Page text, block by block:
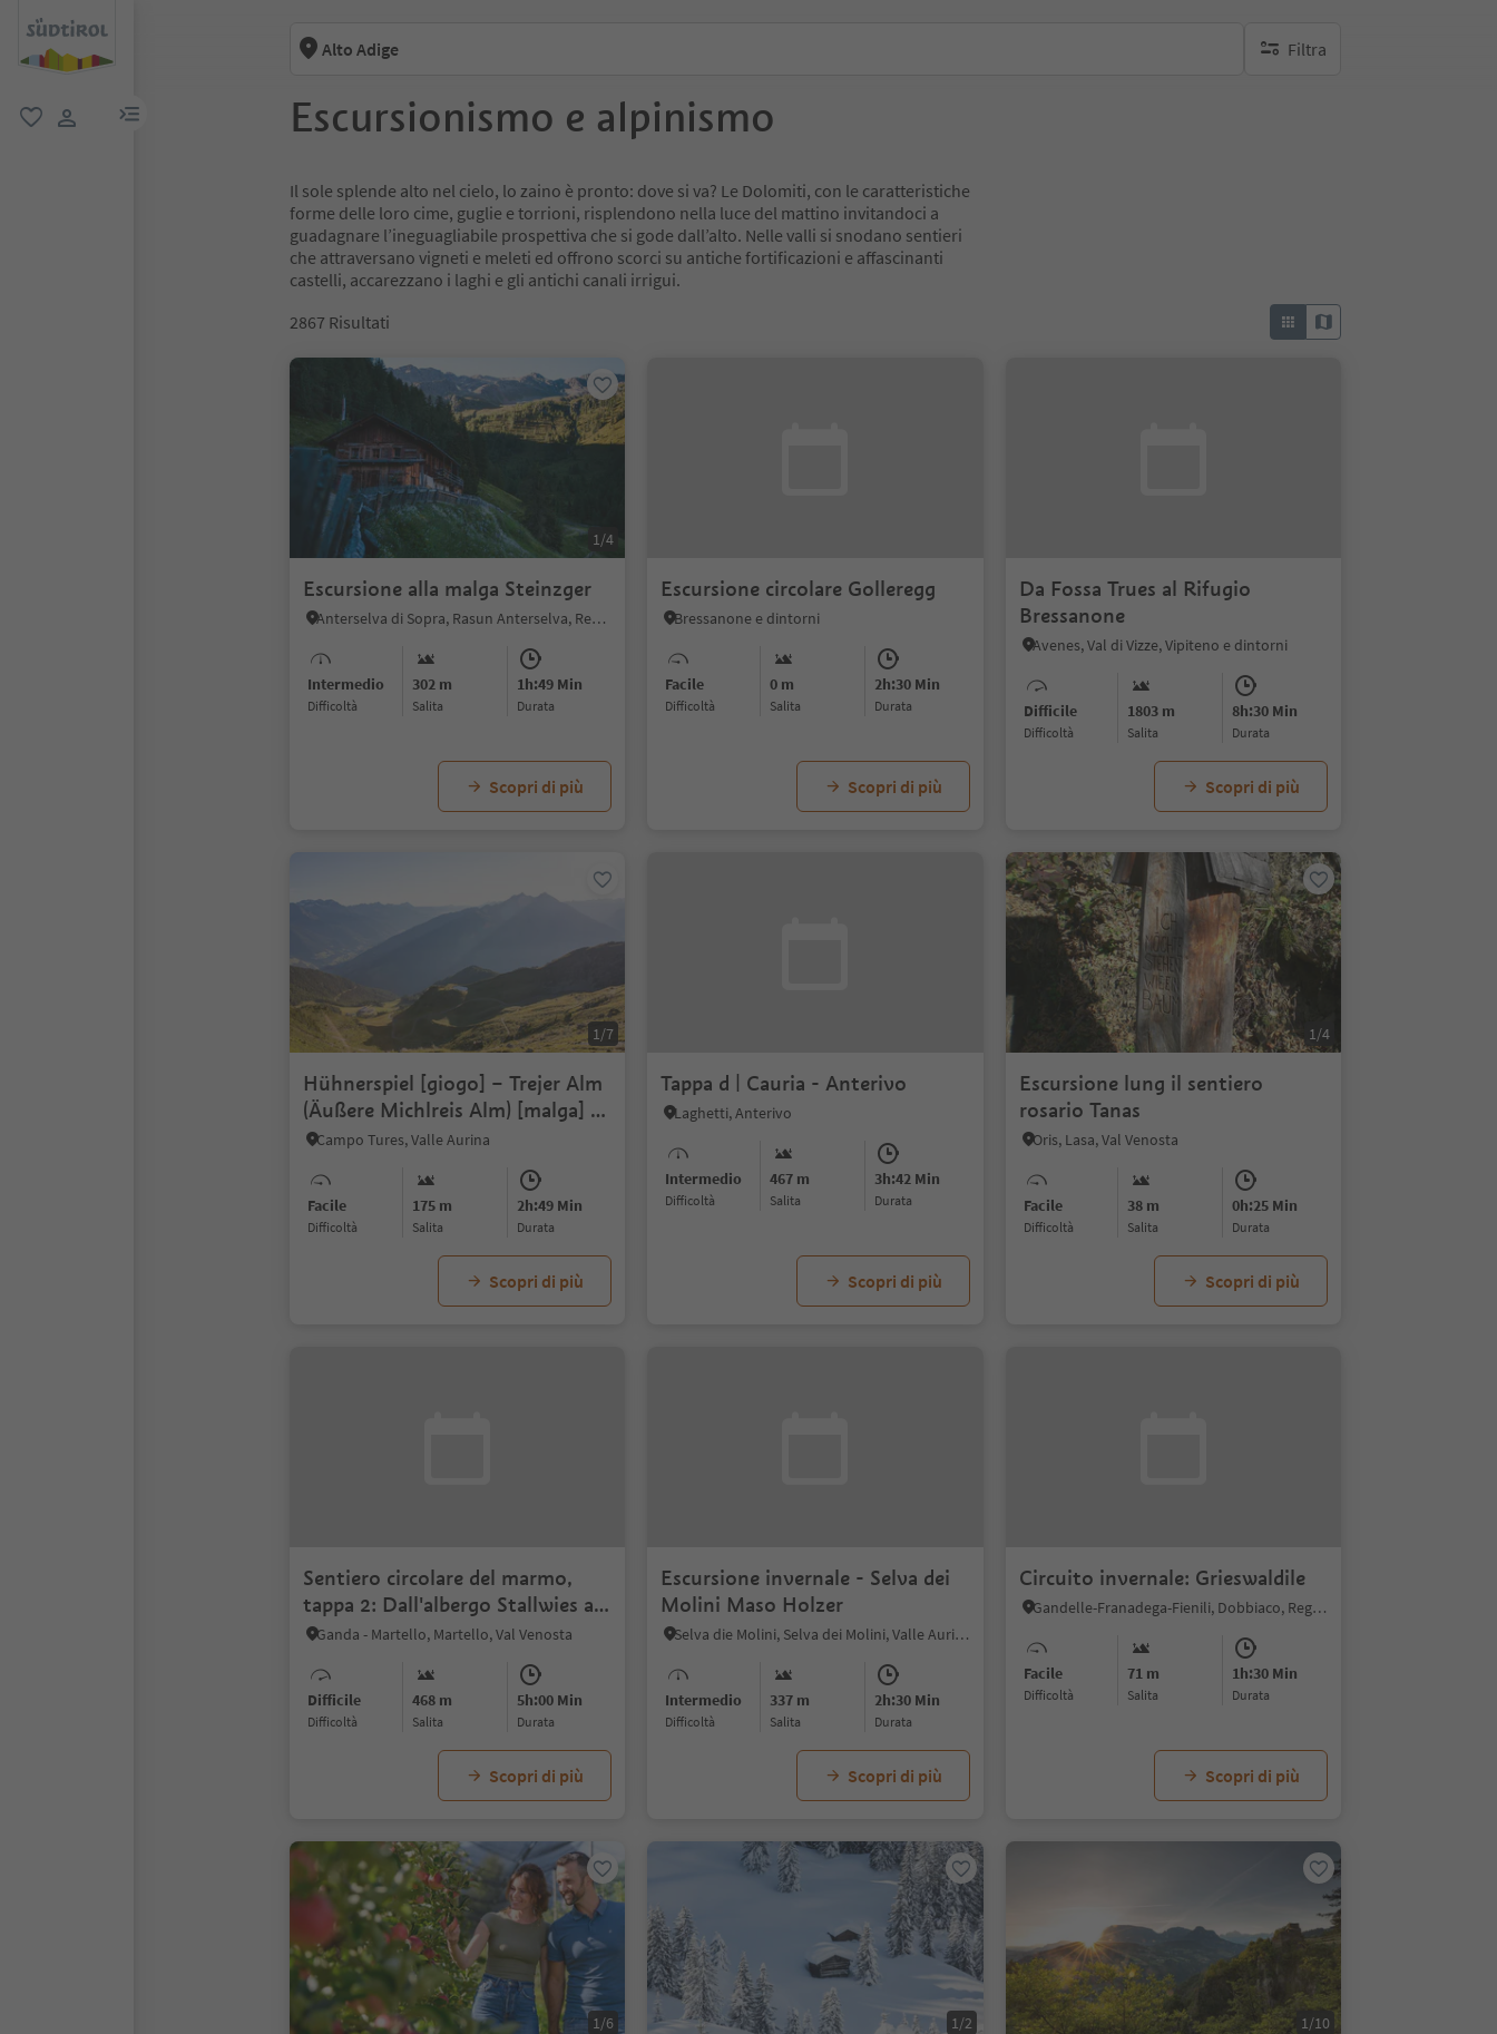
menu link
Alto Adige Filtra
nessun filtro attivo
Escursionismo e alpinismo
Il sole splende alto nel cielo, lo zaino è pronto: dove si va? Le Dolomiti, con le caratteristiche
forme delle loro cime, guglie e torrioni, risplendono nella luce del mattino invitandoci a
guadagnare l’ineguagliabile prospettiva che si gode dall’alto. Nelle valli si snodano sentieri
che attraversano vigneti e meleti ed offrono scorci su antiche fortificazioni e affascinanti
castelli, accarezzano i laghi e gli antichi canali irrigui.
2867 Risultati
1/4
Escursione alla malga Steinzger
Anterselva di Sopra, Rasun Anterselva, Regione dolomitica Plan de Corones
Intermedio
Difficoltà
302 m
Salita
1h:49 Min
durata
Scopri di più
Escursione circolare Golleregg
Bressanone e dintorni
Facile
Difficoltà
0 m
Salita
2h:30 Min
durata
Scopri di più
Da Fossa Trues al Rifugio
Bressanone
Avenes, Val di Vizze, Vipiteno e dintorni
Difficile
Difficoltà
1803 m
Salita
8h:30 Min
durata
Scopri di più
1/7
Hühnerspiel [giogo] – Trejer Alm
(Äußere Michlreis Alm) [malga] –
sentiero Daimer – Vigo Michele –
Campo Tures, Valle Aurina
Facile
Difficoltà
175 m
Salita
2h:49 Min
durata
Scopri di più
Tappa d | Cauria - Anterivo
Laghetti, Anterivo
Intermedio
Difficoltà
467 m
Salita
3h:42 Min
durata
Scopri di più
1/4
Escursione lung il sentiero
rosario Tanas
Oris, Lasa, Val Venosta
Facile
Difficoltà
38 m
Salita
0h:25 Min
durata
Scopri di più
Sentiero circolare del marmo,
tappa 2: Dall'albergo Stallwies al
maso Haslhof
Ganda - Martello, Martello, Val Venosta
Difficile
Difficoltà
468 m
Salita
5h:00 Min
durata
Scopri di più
Escursione invernale - Selva dei
Molini Maso Holzer
Selva die Molini, Selva dei Molini, Valle Aurina
Intermedio
Difficoltà
337 m
Salita
2h:30 Min
durata
Scopri di più
Circuito invernale: Grieswaldile
Gandelle-Franadega-Fienili, Dobbiaco, Regione dolomitica 3 Cime
Facile
Difficoltà
71 m
Salita
1h:30 Min
durata
Scopri di più
1/6 1/2 1/10